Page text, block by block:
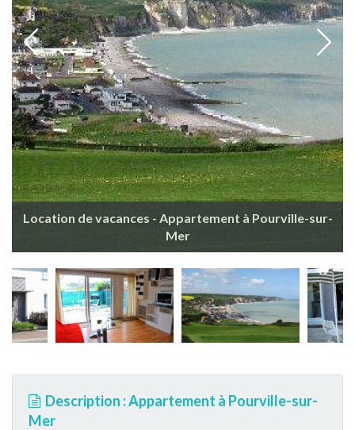
Location de vacances - Appartement à Pourville-sur-
Mer
Description : Appartement à Pourville-sur-
Mer